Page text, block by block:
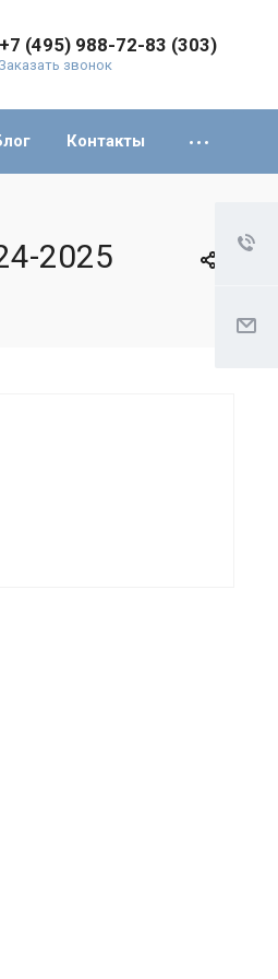
+7 (495) 988-72-83 (303)
Заказать звонок
Контакты
2025